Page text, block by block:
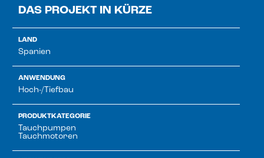
DAS PROJEKT IN KÜRZE
LAND
Spanien
ANWENDUNG
Hoch-/Tiefbau
PRODUKTKATEGORIE
Tauchpumpen
Tauchmotoren